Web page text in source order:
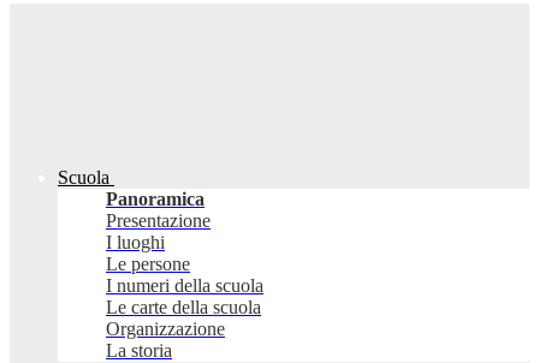
Scuola
Panoramica
Presentazione
I luoghi
Le persone
I numeri della scuola
Le carte della scuola
Organizzazione
La storia